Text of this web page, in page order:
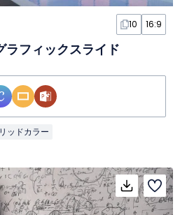
10 16:9
ラフィックスライド
ッドカラー